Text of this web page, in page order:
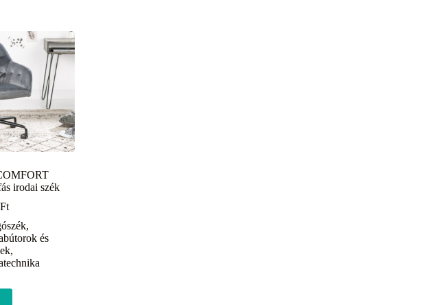
irodai szék
Ft
,
és
,